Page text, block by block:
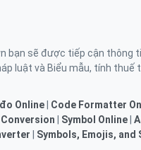
bạn sẽ được tiếp cận
luật và Biểu mẫu, tính
Online Code Formatter
Symbol Online
Symbols, Emojis, and